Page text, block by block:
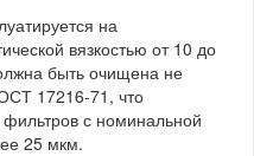
на
вязкостью от 10 до
быть очищена не
17216-71, что
с номинальной
25 мкм.